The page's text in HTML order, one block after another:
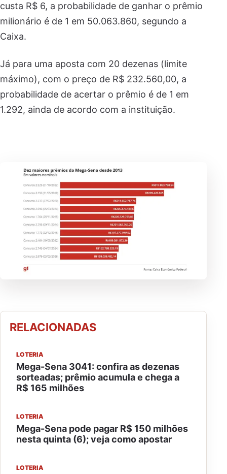
custa R$ 6, a probabilidade de ganhar o prêmio
milionário é de 1 em 50.063.860, segundo a
Caixa.
Já para uma aposta com 20 dezenas (limite
máximo), com o preço de R$ 232.560,00, a
probabilidade de acertar o prêmio é de 1 em
1.292, ainda de acordo com a instituição.
RELACIONADAS
LOTERIA
Mega-Sena 3041: confira as dezenas
sorteadas; prêmio acumula e chega a
R$ 165 milhões
LOTERIA
Mega-Sena pode pagar R$ 150 milhões
nesta quinta (6); veja como apostar
LOTERIA